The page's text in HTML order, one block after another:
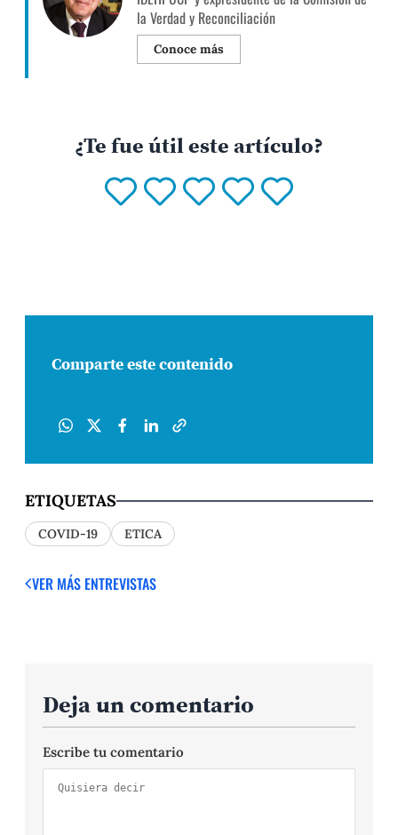
la Verdad y Reconciliación
Conoce más
¿Te fue útil este artículo?
Comparte este contenido
ETIQUETAS
COVID-19 ETICA
VER MÁS ENTREVISTAS
Deja un comentario
Escribe tu comentario